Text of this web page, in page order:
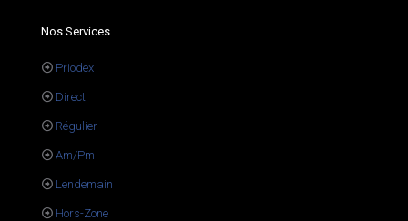
Nos Services
Priodex
Direct
Régulier
Am/Pm
Lendemain
Hors-Zone